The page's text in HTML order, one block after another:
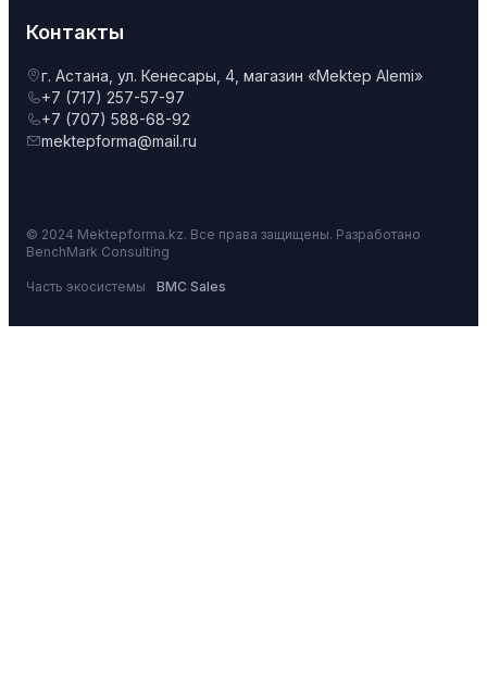
Контакты
г. Астана, ул. Кенесары, 4, магазин «Mektep Alemi»
+7 (717) 257-57-97
+7 (707) 588-68-92
mektepforma@mail.ru
© 2024 Mektepforma.kz. Все права защищены. Разработано
BenchMark Consulting
Часть экосистемы BMC Sales